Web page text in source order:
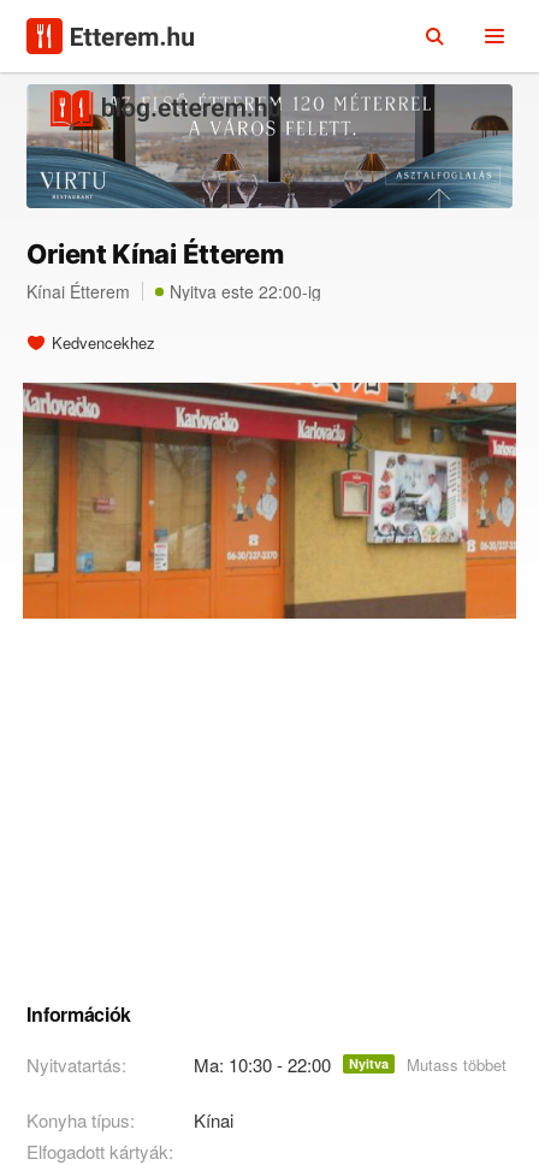
Orient Kínai Étterem
Kínai Étterem Nyitva este 22:00-ig
Kedvencekhez
Információk
Nyitvatartás: Ma: 10:30 - 22:00 Nyitva Mutass többet
Konyha típus:
Kínai
Elfogadott kártyák: